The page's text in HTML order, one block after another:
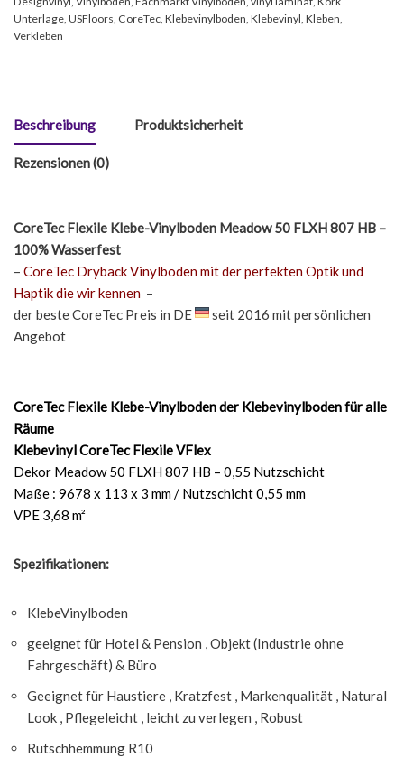
Unterlage USFloors CoreTec Klebevinylboden Klebevinyl Kleben
Verkleben
Beschreibung Produktsicherheit
Rezensionen (0)
CoreTec Flexile Klebe-Vinylboden Meadow 50 FLXH 807 HB –
100%Wasserfest
– CoreTec Dryback Vinylboden mit der perfekten Optik und
Haptik die wir kennen –
der beste CoreTec Preis in DE
seit 2016 mit persönlichen
Angebot
CoreTec Flexile Klebe-Vinylboden der Klebevinylboden für alle
Räume
Klebevinyl CoreTec Flexile VFlex
Dekor Meadow 50 FLXH 807 HB – 0,55 Nutzschicht
Maße : 9678 x 113 x 3 mm / Nutzschicht 0,55 mm
VPE 3,68 m²
Spezifikationen:
KlebeVinylboden
geeignet für Hotel & Pension , Objekt (Industrie ohne
Fahrgeschäft) & Büro
Geeignet für Haustiere , Kratzfest , Markenqualität , Natural
Look , Pflegeleicht , leicht zu verlegen , Robust
Rutschhemmung R10